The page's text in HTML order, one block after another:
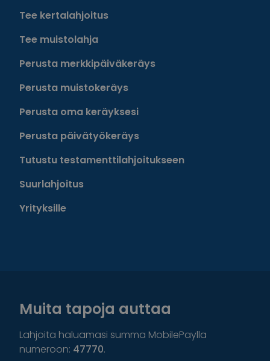
Tee kertalahjoitus
Tee muistolahja
Perusta merkkipäiväkeräys
Perusta muistokeräys
Perusta oma keräyksesi
Perusta päivätyökeräys
Tutustu testamenttilahjoitukseen
Suurlahjoitus
Yrityksille
Muita tapoja auttaa
Lahjoita haluamasi summa MobilePaylla
numeroon: 47770.